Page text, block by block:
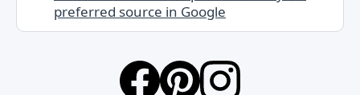
preferred source in Google